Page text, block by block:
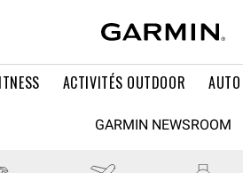
ACTIVITÉS OUTDOOR
GARMIN NEWSROOM